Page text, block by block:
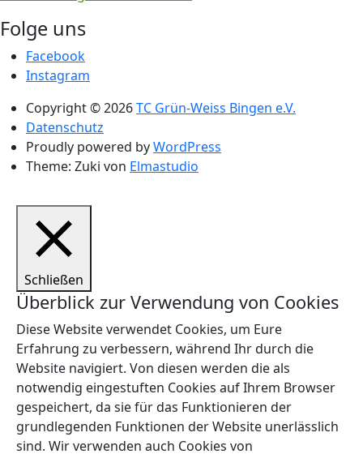
Folge uns
Facebook
Instagram
Copyright © 2026TC Grün-Weiss Bingen e.V.
Datenschutz
Proudly powered byWordPress
Theme: Zuki von Elmastudio
Schließen
Überblick zur Verwendung von Cookies
Diese Website verwendet Cookies, um Eure
Erfahrung zu verbessern, während Ihr durch die
Website navigiert. Von diesen werden die als
notwendig eingestuften Cookies auf Ihrem Browser
gespeichert, da sie für das Funktionieren der
grundlegenden Funktionen der Website unerlässlich
sind. Wir verwenden auch Cookies von